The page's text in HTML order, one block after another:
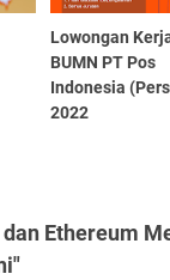
Lowongan
BUMN PT Pos
Indonesia
2022
Ethereum